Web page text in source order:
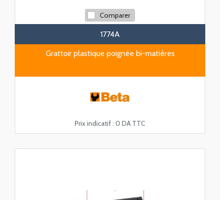
Comparer
1774A
Grattoir plastique poignée bi-matières
Prix indicatif : 0 DA TTC